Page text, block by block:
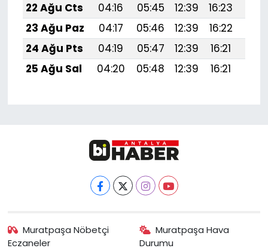
22 Ağu Cts
04:16 05:45 12:39 16:23
23 Ağu Paz
04:17 05:46 12:39 16:22
24 Ağu Pts
04:19 05:47 12:39 16:21
25 Ağu Sal
04:20 05:48 12:39 16:21
Muratpaşa Nöbetçi
Eczaneler
Muratpaşa Hava
Durumu